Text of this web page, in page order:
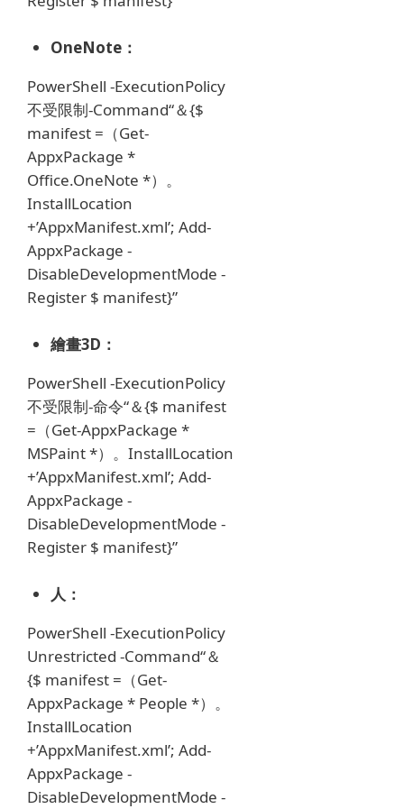
OneNote：
PowerShell -ExecutionPolicy
不受限制-Command“＆{$
manifest =（Get-
AppxPackage *
Office.OneNote *）。
InstallLocation
+’AppxManifest.xml’; Add-
AppxPackage -
DisableDevelopmentMode -
Register $ manifest}”
繪畫3D：
PowerShell -ExecutionPolicy
不受限制-命令“＆{$ manifest
=（Get-AppxPackage *
MSPaint *）。InstallLocation
+’AppxManifest.xml’; Add-
AppxPackage -
DisableDevelopmentMode -
Register $ manifest}”
人：
PowerShell -ExecutionPolicy
Unrestricted -Command“＆
{$ manifest =（Get-
AppxPackage * People *）。
InstallLocation
+’AppxManifest.xml’; Add-
AppxPackage -
DisableDevelopmentMode -